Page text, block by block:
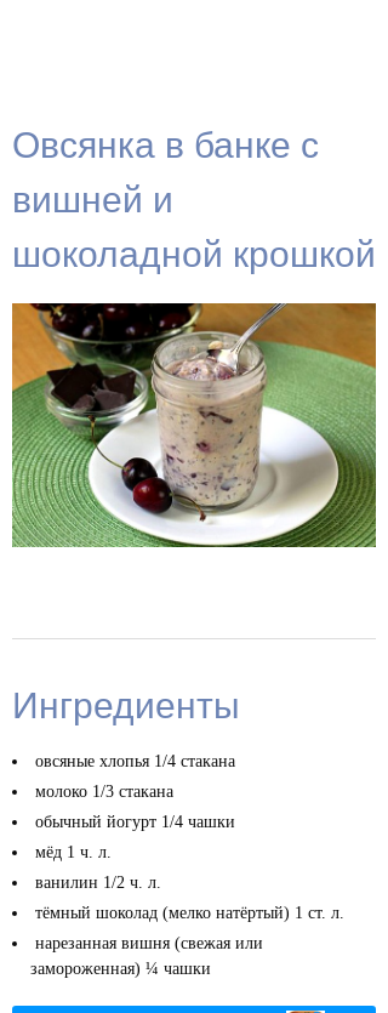
Овсянка в банке с
вишней и
шоколадной крошкой
Ингредиенты
овсяные хлопья 1/4 стакана
молоко 1/3 стакана
обычный йогурт 1/4 чашки
мёд 1 ч. л.
ванилин 1/2 ч. л.
тёмный шоколад (мелко натёртый) 1 ст. л.
нарезанная вишня (свежая или
замороженная) ¼ чашки